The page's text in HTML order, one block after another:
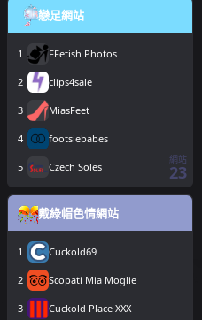
戀足網站
1 FFetish Photos
2 clips4sale
3 MiasFeet
4 footsiebabes
5 Czech Soles
網站
23
戴綠帽色情網站
1 Cuckold69
2 Scopati Mia Moglie
3 Cuckold Place XXX